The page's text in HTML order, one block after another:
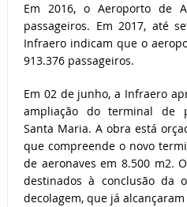
Em 2016, o Aeroporto de
passageiros. Em 2017, até
Infraero indicam que o
913.376 passageiros.
Em 02 de junho, a Infraero
ampliação do terminal de
Santa Maria. A obra está
que compreende o novo
de aeronaves em 8.500 m2.
destinados à conclusão da
decolagem, que já alcançaram